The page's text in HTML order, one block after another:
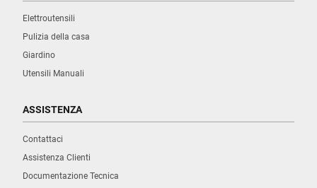
Elettroutensili
Pulizia della casa
Giardino
Utensili Manuali
ASSISTENZA
Contattaci
Assistenza Clienti
Documentazione Tecnica